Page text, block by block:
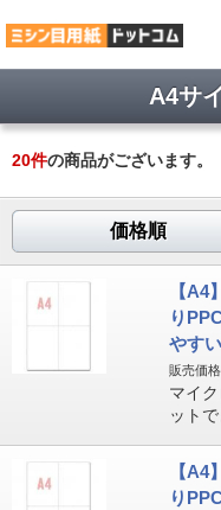
A4サ
20件の商品がございます。
価格順
【A4
り
やす
販売価
マイ
ット
【A4
り